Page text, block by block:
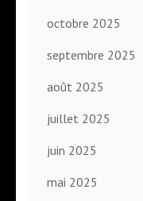
octobre 2025
septembre 2025
août 2025
juillet 2025
juin 2025
mai 2025